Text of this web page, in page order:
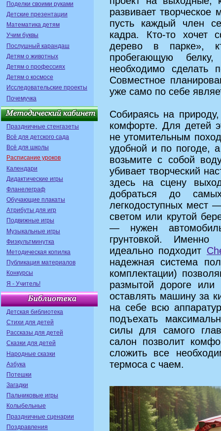
Поделки своими руками
Детские презентации
Математика детям
Учим буквы
Послушный карандаш
Детям о животных
Детям о профессиях
Детям о космосе
Исследовательские проекты
Почемучка
Праздничные стенгазеты
Всё для детского сада
Всё для школы
Расписание уроков
Календари
Дидактические игры
Фланелеграф
Обучающие плакаты
Атрибуты для игр
Подвижные игры
Музыкальные игры
Физкультминутка
Методическая копилка
Публикация материалов
Конкурсы
Я - Учитель!
Детская библиотека
Стихи для детей
Рассказы для детей
Сказки для детей
Народные сказки
Азбука
Потешки
Загадки
Пальчиковые игры
Колыбельные
Праздничные сценарии
Поздравления
развивает
пусть каждый член
кадра. Кто-то хочет
дерево в парке»,
пробегающую
необходимо сделать
Совместное
уже само по себе
Собираясь на
комфорте. Для детей
не утомительным
удобной и по погоде,
возьмите с собой
убивает творческий
здесь на сцену
добраться до
легкодоступных мест
светом или крутой
— нужен
грунтовкой.
идеально подходит
надежная система
комплектации)
размытой дороге
оставлять машину за
на себе всю
подъехать
силы для самого
салон позволит
сложить все
термоса с чаем.